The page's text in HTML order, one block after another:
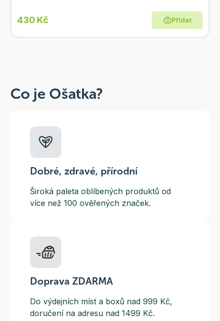
430 Kč Přidat
Co je Ošatka?
Dobré, zdravé, přírodní
Široká paleta oblíbených produktů od
více než 100 ověřených značek.
Doprava ZDARMA
Do výdejních míst a boxů nad 999 Kč,
doručení na adresu nad 1499 Kč.